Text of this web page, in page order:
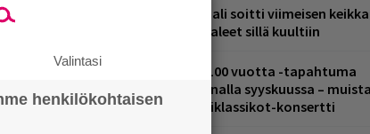
haki
Eppu Normaali soitti viimeisen
– nämä kappaleet sillä kuultiin
Valtava Yle 100 vuotta -tapahtuma
Veikkaus Arenalla syyskuussa – muista
myös metalliklassikot-konsertti
Valintasi
henkilökohtaisen